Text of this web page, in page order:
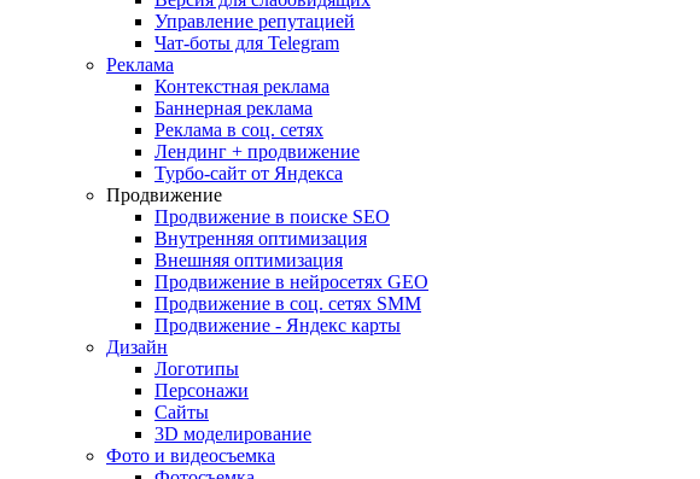
Управление репутацией
Чат-боты для Telegram
Реклама
Контекстная реклама
Баннерная реклама
Реклама в соц. сетях
Лендинг + продвижение
Турбо-сайт от Яндекса
Продвижение
Продвижение в поиске SEO
Внутренняя оптимизация
Внешняя оптимизация
Продвижение в нейросетях GEO
Продвижение в соц. сетях SMM
Продвижение - Яндекс карты
Дизайн
Логотипы
Персонажи
Сайты
3D моделирование
Фото и видеосъемка